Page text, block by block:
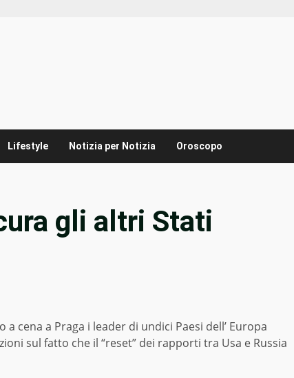
Lifestyle Notizia per Notizia Oroscopo
gli altri Stati
cena a Praga i leader di undici Paesi dell’ Europa
sul fatto che il “reset” dei rapporti tra Usa e Russia